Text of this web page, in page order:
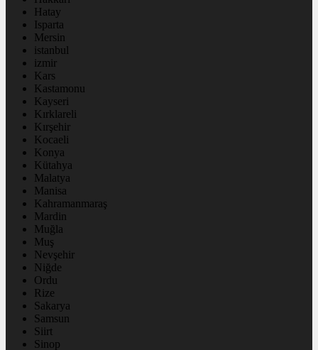
Hatay
Isparta
Mersin
istanbul
izmir
Kars
Kastamonu
Kayseri
Kırklareli
Kırşehir
Kocaeli
Konya
Kütahya
Malatya
Manisa
Kahramanmaraş
Mardin
Muğla
Muş
Nevşehir
Niğde
Ordu
Rize
Sakarya
Samsun
Siirt
Sinop